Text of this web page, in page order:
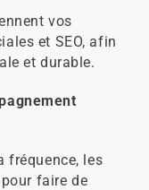
vos
et SEO, afin
et durable.
fréquence, les
faire de